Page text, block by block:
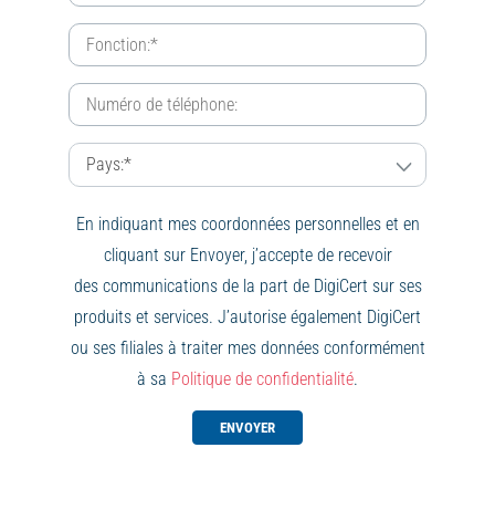
En indiquant mes coordonnées personnelles et en
cliquant sur Envoyer, j’accepte de recevoir
des communications de la part de DigiCert sur ses
produits et services. J’autorise également DigiCert
ou ses filiales à traiter mes données conformément
à sa Politique de confidentialité.
ENVOYER